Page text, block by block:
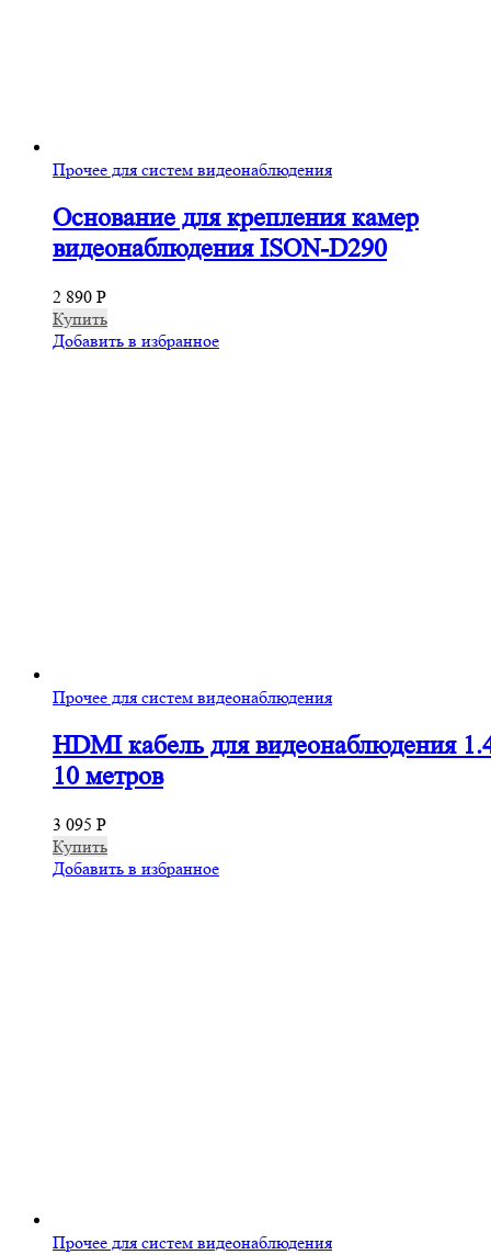
Прочее для систем видеонаблюдения
Основание для крепления камер
видеонаблюдения ISON-D290
2 890 Р
Купить
Добавить в избранное
Прочее для систем видеонаблюдения
HDMI кабель для видеонаблюдения
10 метров
3 095 Р
Купить
Добавить в избранное
Прочее для систем видеонаблюдения